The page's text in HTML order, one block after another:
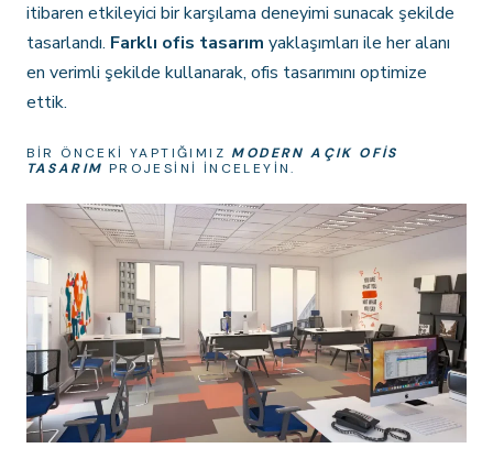
itibaren etkileyici bir karşılama deneyimi sunacak şekilde
tasarlandı. Farklı ofis tasarım yaklaşımları ile her alanı
en verimli şekilde kullanarak, ofis tasarımını optimize
ettik.
BIR ÖNCEKI YAPTIĞIMIZ MODERN AÇIK OFIS
TASARIM PROJESINI INCELEYIN.